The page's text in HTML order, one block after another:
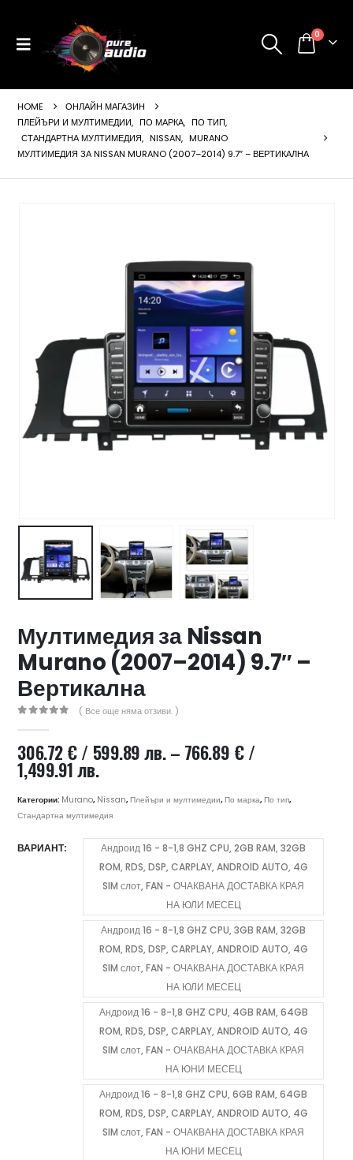
0
HOME
ОНЛАЙН МАГАЗИН
ПЛЕЙЪРИ И МУЛТИМЕДИИ, ПО МАРКА, ПО ТИП,
СТАНДАРТНА МУЛТИМЕДИЯ, NISSAN, MURANO
МУЛТИМЕДИЯ ЗА NISSAN MURANO (2007–2014) 9.7″ – ВЕРТИКАЛНА
Мултимедия за Nissan
Murano (2007–2014) 9.7″ –
Вертикална
( Все още няма отзиви. )
306.72€/ 599.89 лв.– 766.89 €/
1,499.91 лв.Price
range:
306.72 €
/
599.89 лв.
through
766.89 €
/
1,499.91 лв.
Категории: Murano, Nissan,Плейъри и мултимедии,По марка,По тип,
Стандартна мултимедия
ВАРИАНТ
Андроид 16 - 8-1,8 GHZ CPU, 2GB RAM, 32GB
ROM, RDS, DSP, CARPLAY, ANDROID AUTO, 4G
SIM слот, FAN - ОЧАКВАНА ДОСТАВКА КРАЯ
НА ЮЛИ МЕСЕЦ
Андроид 16 - 8-1,8 GHZ CPU, 3GB RAM, 32GB
ROM, RDS, DSP, CARPLAY, ANDROID AUTO, 4G
SIM слот, FAN - ОЧАКВАНА ДОСТАВКА КРАЯ
НА ЮЛИ МЕСЕЦ
Андроид 16 - 8-1,8 GHZ CPU, 4GB RAM, 64GB
ROM, RDS, DSP, CARPLAY, ANDROID AUTO, 4G
SIM слот, FAN - ОЧАКВАНА ДОСТАВКА КРАЯ
НА ЮНИ МЕСЕЦ
Андроид 16 - 8-1,8 GHZ CPU, 6GB RAM, 64GB
ROM, RDS, DSP, CARPLAY, ANDROID AUTO, 4G
SIM слот, FAN - ОЧАКВАНА ДОСТАВКА КРАЯ
НА ЮНИ МЕСЕЦ
лв..